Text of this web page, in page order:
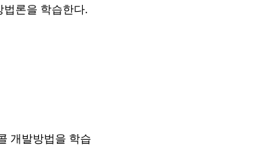
법론을 학습한다.
개발방법을 학습